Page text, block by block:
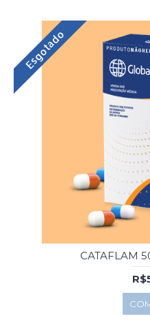
Esgotado
CATAFLAM